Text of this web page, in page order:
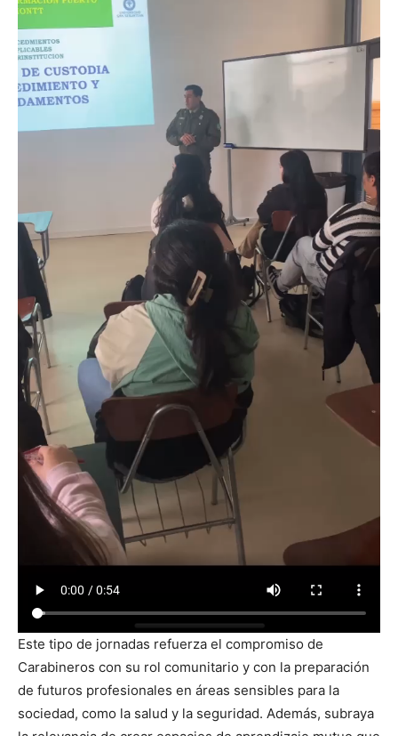
Este tipo de jornadas refuerza el compromiso de
Carabineros con su rol comunitario y con la preparación
de futuros profesionales en áreas sensibles para la
sociedad, como la salud y la seguridad. Además, subraya